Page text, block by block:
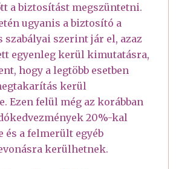
a biztosítást megszüntetni.
ugyanis a biztosító a
szabályai szerint jár el, azaz
egyenleg kerül kimutatásra,
hogy a legtöbb esetben
kerül
Ezen felül még az korábban
20%-kal
és a felmerült egyéb
kerülhetnek.